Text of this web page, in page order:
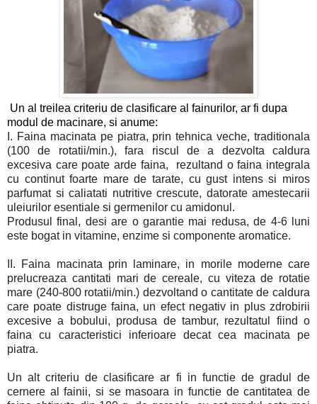
Un al treilea criteriu de clasificare al fainurilor, ar fi dupa
modul de macinare, si anume:
I. Faina macinata pe piatra, prin tehnica veche, traditionala
(100 de rotatii/min.), fara riscul de a dezvolta caldura
excesiva care poate arde faina, rezultand o faina integrala
cu continut foarte mare de tarate, cu gust intens si miros
parfumat si caliatati nutritive crescute, datorate amestecarii
uleiurilor esentiale si germenilor cu amidonul.
Produsul final, desi are o garantie mai redusa, de 4-6 luni
este bogat in vitamine, enzime si componente aromatice.
II. Faina macinata prin laminare, in morile moderne care
prelucreaza cantitati mari de cereale, cu viteza de rotatie
mare (240-800 rotatii/min.) dezvoltand o cantitate de caldura
care poate distruge faina, un efect negativ in plus zdrobirii
excesive a bobului, produsa de tambur, rezultatul fiind o
faina cu caracteristici inferioare decat cea macinata pe
piatra.
Un alt criteriu de clasificare ar fi in functie de gradul de
cernere al fainii, si se masoara in functie de cantitatea de